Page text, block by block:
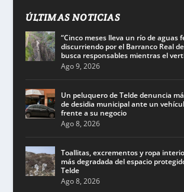
ÚLTIMAS NOTICIAS
“Cinco meses lleva un río de aguas
discurriendo por el Barranco Real
busca responsables mientras el
Ago 9, 2026
Un peluquero de Telde denuncia
de desidia municipal ante un
frente a su negocio
Ago 8, 2026
Toallitas, excrementos y ropa
más degradada del espacio
Telde
Ago 8, 2026